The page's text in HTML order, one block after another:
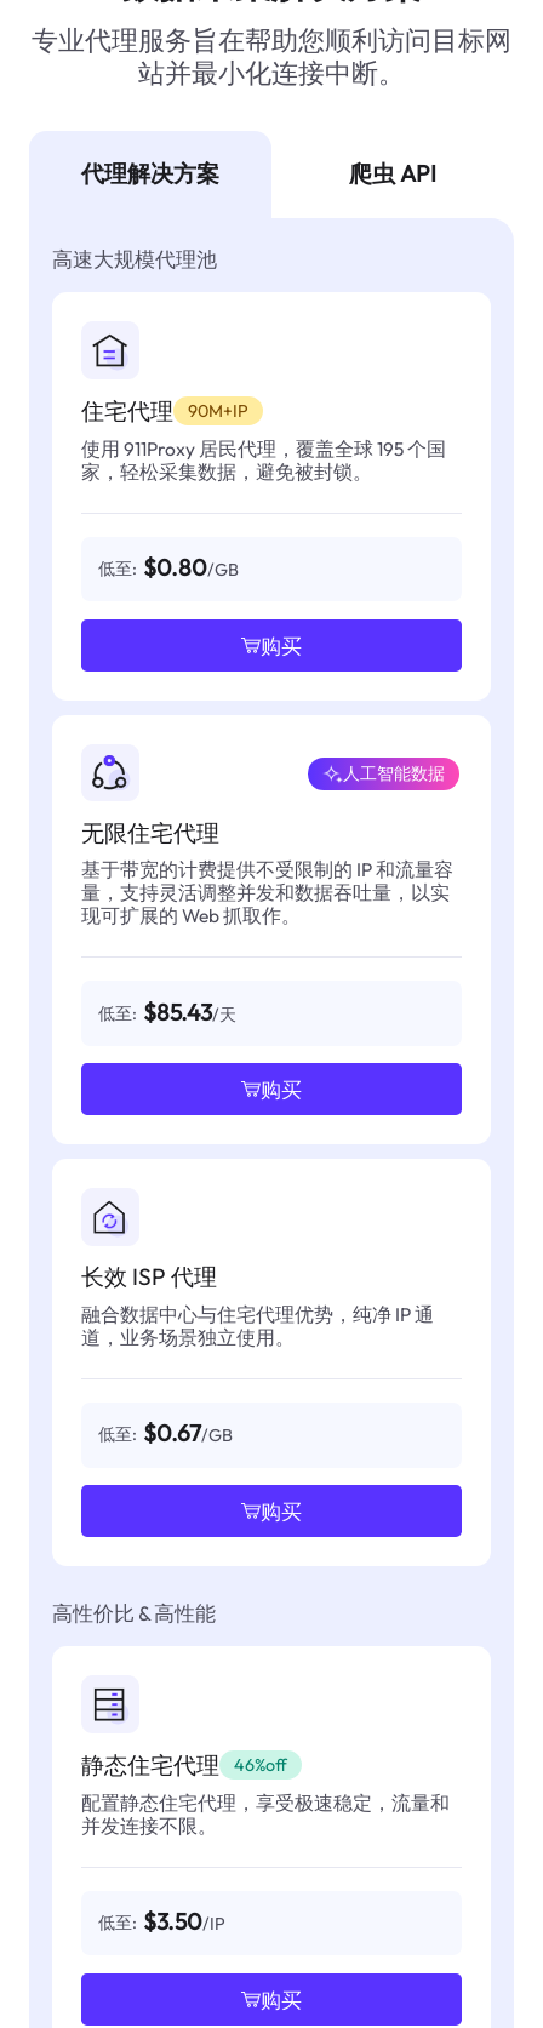
专业代理服务旨在帮助您顺利访问目标网
站并最小化连接中断。
代理解决方案 爬虫 API
高速大规模代理池
住宅代理 90M+IP
使用 911Proxy 居民代理，覆盖全球 195 个国
家，轻松采集数据，避免被封锁。
低至: $0.80/GB
购买
无限住宅代理
人工智能数据
基于带宽的计费提供不受限制的 IP 和流量容
量，支持灵活调整并发和数据吞吐量，以实
现可扩展的 Web 抓取作。
低至: $85.43/天
购买
长效 ISP 代理
融合数据中心与住宅代理优势，纯净 IP 通
道，业务场景独立使用。
低至: $0.67/GB
购买
高性价比 & 高性能
静态住宅代理 46%off
配置静态住宅代理，享受极速稳定，流量和
并发连接不限。
低至: $3.50/IP
购买